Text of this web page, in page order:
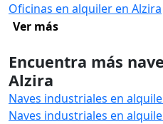
Oficinas en alquiler en Alzira
Ver más
Encuentra más
Alzira
Naves industriales en
Naves industriales en